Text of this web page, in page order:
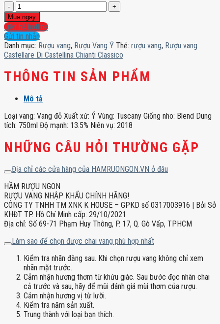
Rượu
vang
Castellare
Di
Castellina
Chianti
Classico
số
lượng
Mua ngay
Liên hệ hotline
Gửi tin nhắn
Danh mục: Rượu vang, Rượu Vang Ý Thẻ: rượu vang, Rượu vang
Castellare Di Castellina Chianti Classico
THÔNG TIN SẢN PHẨM
Mô tả
Loại vang: Vang đỏ Xuất xứ: Ý Vùng: Tuscany Giống nho: Blend Dung
tích: 750ml Độ mạnh: 13.5% Niên vụ: 2018
NHỮNG CÂU HỎI THƯỜNG GẶP
Địa chỉ các cửa hàng của HAMRUONGON.VN ở đâu
HẦM RƯỢU NGON
RƯỢU VANG NHẬP KHẨU CHÍNH HÃNG!
CÔNG TY TNHH TM XNK K HOUSE – GPKD số 0317003916 | Bởi Sở
KHĐT TP. Hồ Chí Minh cấp: 29/10/2021
Địa chỉ: Số 69-71 Phạm Huy Thông, P. 17, Q. Gò Vấp, TPHCM
Làm sao để chọn được chai vang phù hợp nhất
Kiểm tra nhãn đằng sau. Khi chọn rượu vang không chỉ xem
nhãn mặt trước.
Cảm nhận hương thơm từ khứu giác. Sau bước đọc nhãn chai
cả trước và sau, hãy để mũi đánh giá mùi thơm của rượu.
Cảm nhận hương vị từ lưỡi.
Kiểm tra năm sản xuất.
Trung thành với loại bạn thích.